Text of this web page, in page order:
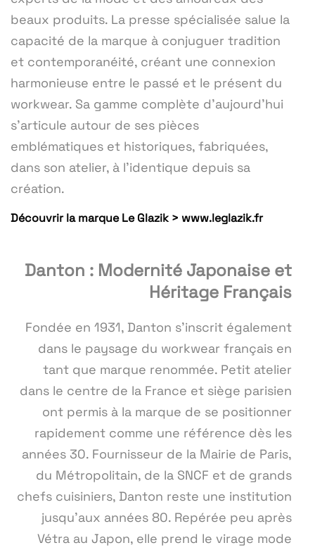
beaux produits. La presse spécialisée salue la
capacité de la marque à conjuguer tradition
et contemporanéité, créant une connexion
harmonieuse entre le passé et le présent du
workwear. Sa gamme complète d'aujourd'hui
s'articule autour de ses pièces
emblématiques et historiques, fabriquées,
dans son atelier, à l'identique depuis sa
création.
Découvrir la marque Le Glazik > www.leglazik.fr
Danton : Modernité Japonaise et
Héritage Français
Fondée en 1931, Danton s'inscrit également
dans le paysage du workwear français en
tant que marque renommée. Petit atelier
dans le centre de la France et siège parisien
ont permis à la marque de se positionner
rapidement comme une référence dès les
années 30. Fournisseur de la Mairie de Paris,
du Métropolitain, de la SNCF et de grands
chefs cuisiniers, Danton reste une institution
jusqu'aux années 80. Repérée peu après
Vétra au Japon, elle prend le virage mode